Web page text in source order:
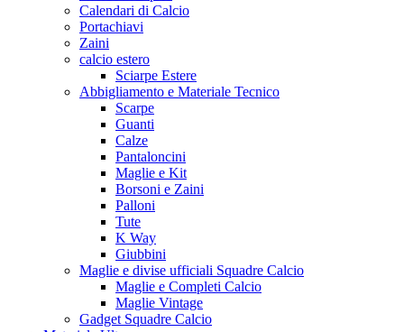
Calendari di Calcio
Portachiavi
Zaini
calcio estero
Sciarpe Estere
Abbigliamento e Materiale Tecnico
Scarpe
Guanti
Calze
Pantaloncini
Maglie e Kit
Borsoni e Zaini
Palloni
Tute
K Way
Giubbini
Maglie e divise ufficiali Squadre Calcio
Maglie e Completi Calcio
Maglie Vintage
Gadget Squadre Calcio